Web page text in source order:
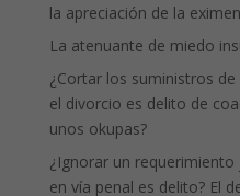
la apreciación de la
La atenuante de miedo
¿Cortar los suministros
el divorcio es delito de
unos okupas?
¿Ignorar un
en vía penal es delito? El